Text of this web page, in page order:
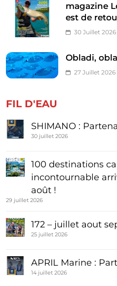
magazine
est de
30 Juillet 2026
Obladi,
27 Juillet 2026
FIL D'EAU
SHIMANO :
30 juillet 2026
100 destinations
incontournable
août !
29 juillet 2026
172 – juillet aout
25 juillet 2026
APRIL Marine :
14 juillet 2026